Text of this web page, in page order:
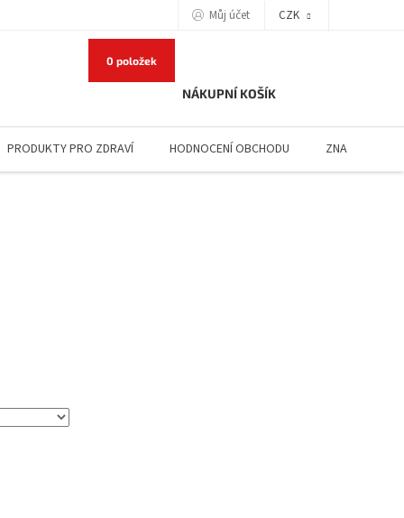
Můj účet CZK
NÁKUPNÍ KOŠÍK
0 položek
PRODUKTY PRO ZDRAVÍ HODNOCENÍ OBCHODU ZNAČKY